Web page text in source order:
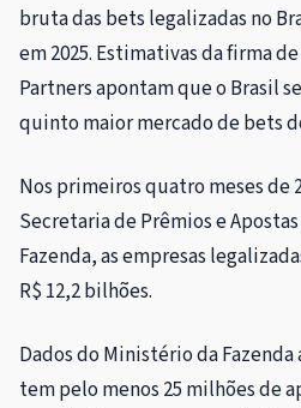
bruta das bets legalizadas no
em 2025. Estimativas da firma
Partners apontam que o Brasil
quinto maior mercado de bets
Nos primeiros quatro meses de
Secretaria de Prêmios e
Fazenda, as empresas
R$ 12,2 bilhões.
Dados do Ministério da
tem pelo menos 25 milhões de